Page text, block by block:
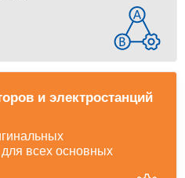
и электростанций
всех основных